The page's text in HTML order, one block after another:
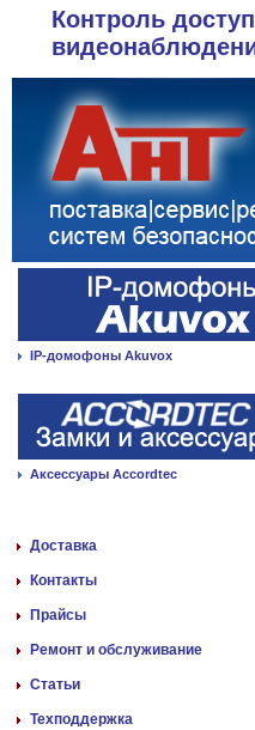
Контроль
IP-домофоны Akuvox
Аксессуары Accordtec
Доставка
Контакты
Прайсы
Ремонт и обслуживание
Статьи
Техподдержка